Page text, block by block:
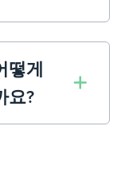
떻게
요?